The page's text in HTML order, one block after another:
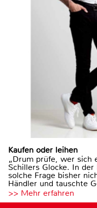
Kaufen oder leihen
„Drum prüfe, wer sich
Schillers Glocke. In
solche Frage bisher
Händler und tauschte
>> Mehr erfahren